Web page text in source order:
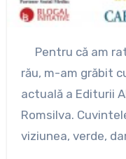
Pentru că am ratat prima ediție și mi-a părut
rău, m-am grăbit
actuală a Editurii
Romsilva.
viziunea, verde,